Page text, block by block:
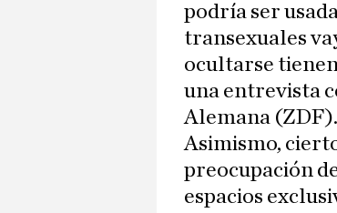
podría ser
transexuales
ocultarse
una entrevista
Alemana (ZDF).
Asimismo,
preocupación
espacios